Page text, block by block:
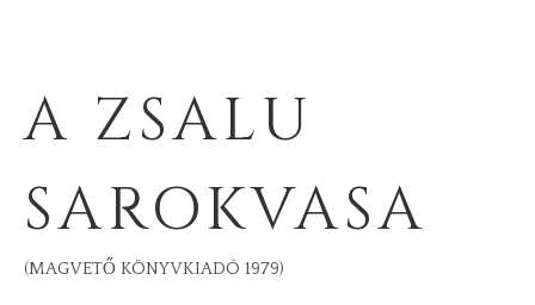
A ZSALU
SAROKVASA
(MAGVETŐ KÖNYVKIADÓ 1979)